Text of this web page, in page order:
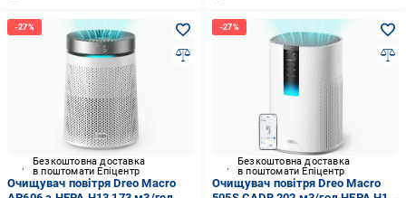
Безкоштовна доставка
в поштомати Епіцентр
Очищувач повітря Dreo Macro
Безкоштовна доставка
в поштомати Епіцентр
Очищувач повітря Dreo Macro